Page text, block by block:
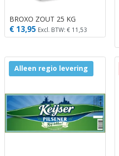
BROXO ZOUT 25 KG
€ 13,95 Excl. BTW: € 11,53
Alleen regio levering